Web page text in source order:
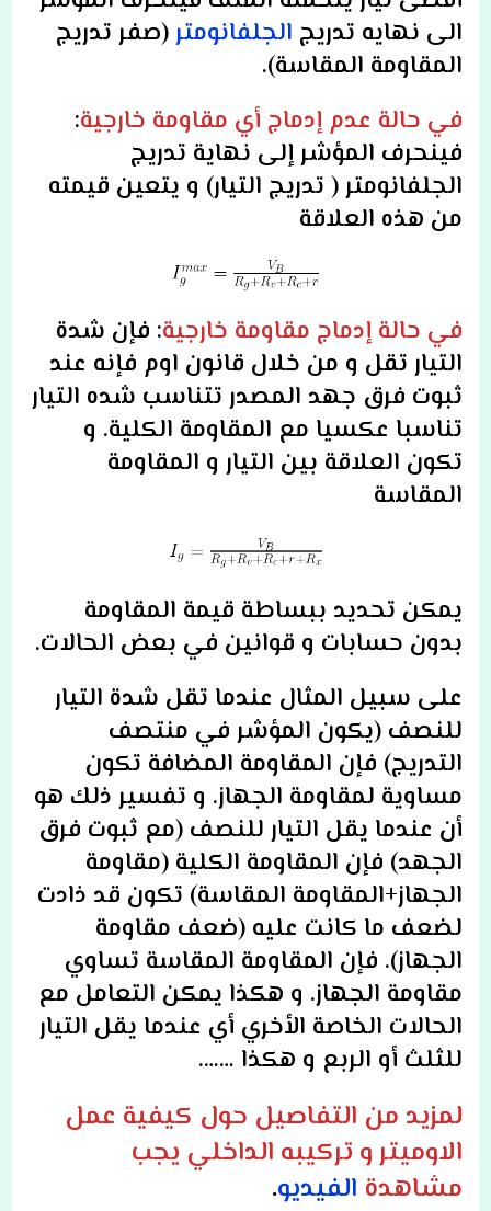
الى نهايه تدريج الجلفانومتر(صفر تدريج
المقاومة المقاسة).
في حالة عدم إدماج أي مقاومة خارجية:
فينحرف المؤشر إلى نهاية تدريج
الجلفانومتر ( تدريج التيار) و يتعين قيمته
من هذه العلاقة
في حالة إدماج مقاومة خارجية: فإن شدة
التيار تقل و من خلال قانون اوم فإنه عند
ثبوت فرق جهد المصدر تتناسب شده التيار
تناسبا عكسيا مع المقاومة الكلية. و
تكون العلاقة بين التيار و المقاومة
المقاسة
يمكن تحديد ببساطة قيمة المقاومة
بدون حسابات و قوانين في بعض الحالات.
على سبيل المثال عندما تقل شدة التيار
للنصف (يكون المؤشر في منتصف
التدريج) فإن المقاومة المضافة تكون
مساوية لمقاومة الجهاز. و تفسير ذلك هو
أن عندما يقل التيار للنصف (مع ثبوت فرق
الجهد) فإن المقاومة الكلية (مقاومة
الجهاز+المقاومة المقاسة) تكون قد ذادت
لضعف ما كانت عليه (ضعف مقاومة
الجهاز). فإن المقاومة المقاسة تساوي
مقاومة الجهاز. و هكذا يمكن التعامل مع
الحالات الخاصة الأخري أي عندما يقل التيار
للثلث أو الربع و هكذا …….
لمزيد من التفاصيل حول كيفية عمل
الاوميتر و تركيبه الداخلي يجب
مشاهدة الفيديو.